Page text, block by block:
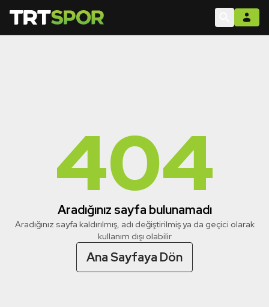
404
Aradığınız sayfa bulunamadı
Aradığınız sayfa kaldırılmış, adı değiştirilmiş ya da geçici olarak
kullanım dışı olabilir
Ana Sayfaya Dön